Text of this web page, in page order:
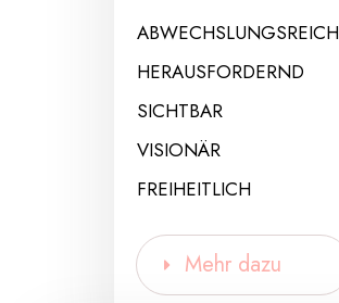
ABWECHSLUNGSREICH
HERAUSFORDERND
SICHTBAR
VISIONÄR
FREIHEITLICH
Mehr dazu